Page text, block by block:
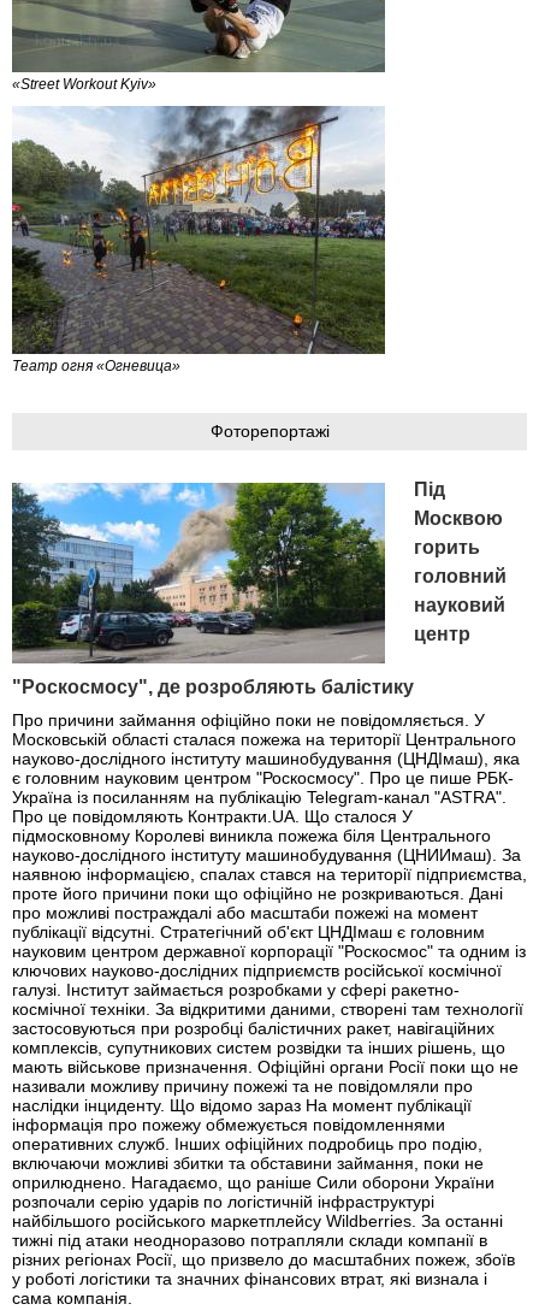
«Street Workout Kyiv»
Театр огня «Огневица»
Фоторепортажі
Під
Москвою
горить
головний
науковий
центр
"Роскосмосу", де розробляють балістику
Про причини займання офіційно поки не повідомляється. У
Московській області сталася пожежа на території Центрального
науково-дослідного інституту машинобудування (ЦНДІмаш), яка
є головним науковим центром "Роскосмосу". Про це пише РБК-
Україна із посиланням на публікацію Telegram-канал "ASTRA".
Про це повідомляють Контракти.UA. Що сталося У
підмосковному Королеві виникла пожежа біля Центрального
науково-дослідного інституту машинобудування (ЦНИИмаш). За
наявною інформацією, спалах стався на території підприємства,
проте його причини поки що офіційно не розкриваються. Дані
про можливі постраждалі або масштаби пожежі на момент
публікації відсутні. Стратегічний об'єкт ЦНДІмаш є головним
науковим центром державної корпорації "Роскосмос" та одним із
ключових науково-дослідних підприємств російської космічної
галузі. Інститут займається розробками у сфері ракетно-
космічної техніки. За відкритими даними, створені там технології
застосовуються при розробці балістичних ракет, навігаційних
комплексів, супутникових систем розвідки та інших рішень, що
мають військове призначення. Офіційні органи Росії поки що не
називали можливу причину пожежі та не повідомляли про
наслідки інциденту. Що відомо зараз На момент публікації
інформація про пожежу обмежується повідомленнями
оперативних служб. Інших офіційних подробиць про подію,
включаючи можливі збитки та обставини займання, поки не
оприлюднено. Нагадаємо, що раніше Сили оборони України
розпочали серію ударів по логістичній інфраструктурі
найбільшого російського маркетплейсу Wildberries. За останні
тижні під атаки неодноразово потрапляли склади компанії в
різних регіонах Росії, що призвело до масштабних пожеж, збоїв
у роботі логістики та значних фінансових втрат, які визнала і
сама компанія.